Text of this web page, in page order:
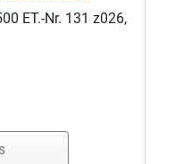
ET.-Nr. 131 z026,